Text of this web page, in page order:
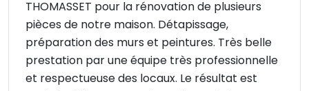
THOMASSET pour la rénovation de plusieurs
pièces de notre maison. Détapissage,
préparation des murs et peintures. Très belle
prestation par une équipe très professionnelle
et respectueuse des locaux. Le résultat est